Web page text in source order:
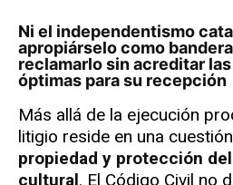
Ni el independentismo catalán puede
apropiárselo como
reclamarlo sin acreditar
óptimas para su recepción
Más allá de la ejecución
litigio reside en una
propiedad y protección
cultural. El Código Civil no